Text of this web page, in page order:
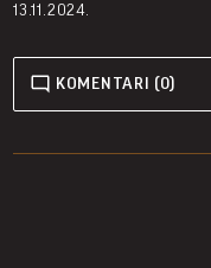
13.11.2024.
KOMENTARI (0)